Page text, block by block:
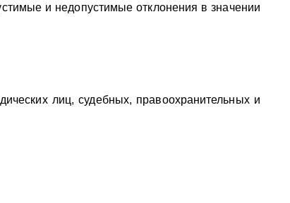
и недопустимые отклонения в значении
лиц, судебных, правоохранительных и